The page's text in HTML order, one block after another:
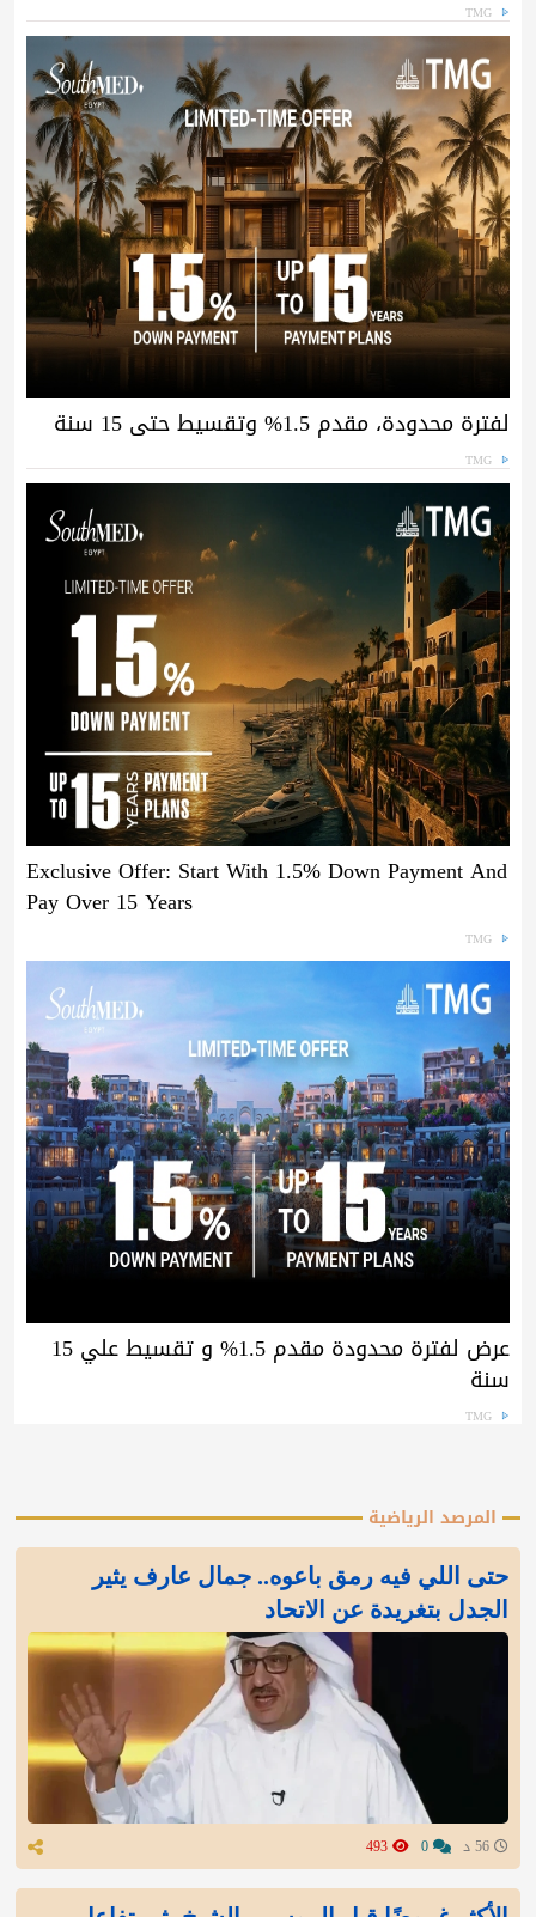
TMG
لفترة محدودة، مقدم 1.5% وتقسيط حتى 15 سنة
TMG
Exclusive Offer: Start With 1.5% Down Payment And
Pay Over 15 Years
TMG
عرض لفترة محدودة مقدم 1.5% و تقسيط علي 15
سنة
TMG
المرصد الرياضية
‏حتى اللي فيه رمق باعوه.. جمال عارف يثير
الجدل بتغريدة عن الاتحاد